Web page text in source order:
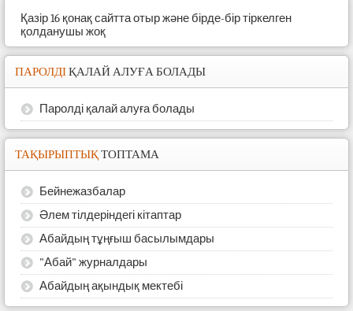
Қазір 16 қонақ сайтта отыр және бірде-бір тіркелген
қолданушы жоқ
ПАРОЛДІҚАЛАЙ АЛУҒА БОЛАДЫ
Паролді қалай алуға болады
ТАҚЫРЫПТЫҚТОПТАМА
Бейнежазбалар
Әлем тілдеріндегі кітаптар
Абайдың тұңғыш басылымдары
"Абай" журналдары
Абайдың ақындық мектебі